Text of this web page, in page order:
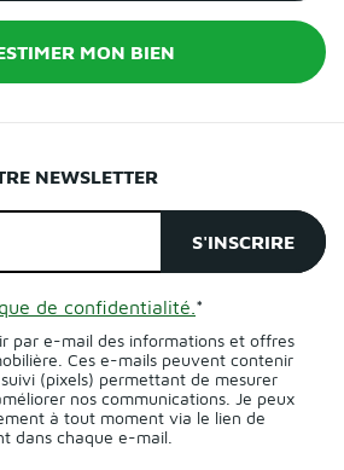
MON BIEN
NEWSLETTER
de confidentialité. *
par e-mail des informations et offres
Ces e-mails peuvent contenir
(pixels) permettant de mesurer
nos communications. Je peux
à tout moment via le lien de
dans chaque e-mail.